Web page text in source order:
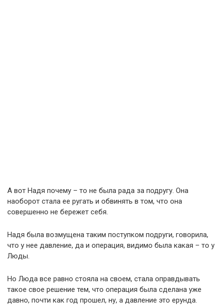
А вот Надя почему – то не была рада за подругу. Она
наоборот стала ее ругать и обвинять в том, что она
совершенно не бережет себя.
Надя была возмущена таким поступком подруги, говорила,
что у нее давление, да и операция, видимо была какая – то у
Люды.
Но Люда все равно стояла на своем, стала оправдывать
такое свое решение тем, что операция была сделана уже
давно, почти как год прошел, ну, а давление это ерунда.